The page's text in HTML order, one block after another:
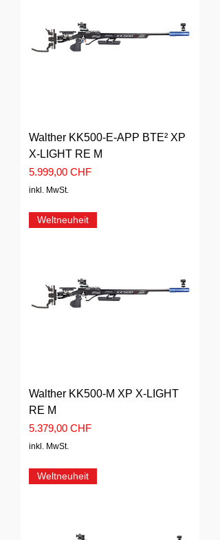
Walther KK500-E-APP BTE² XP
X-LIGHT RE M
Preis
5.999,00 CHF
inkl. MwSt.
Weltneuheit
Walther KK500-M XP X-LIGHT
RE M
Preis
5.379,00 CHF
inkl. MwSt.
Weltneuheit